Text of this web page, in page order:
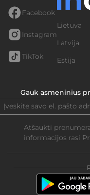
Facebook
Instagram
TikTok
Lietuva
Latvija
Estija
Gauk asmeninius
Atšaukti
informacijos rasi